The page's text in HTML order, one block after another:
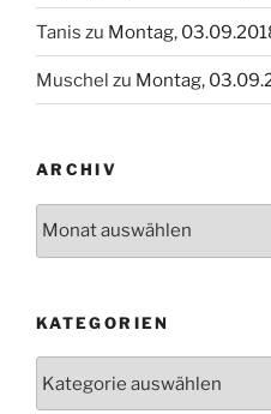
Tanis zu Montag,
Muschel zu Montag,
ARCHIV
KATEGORIEN